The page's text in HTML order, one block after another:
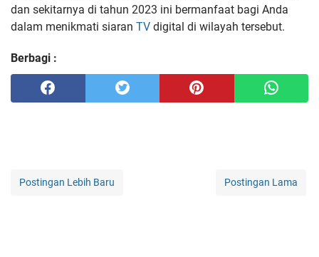
dan sekitarnya di tahun 2023 ini bermanfaat bagi Anda
dalam menikmati siaran TV digital di wilayah tersebut.
Berbagi :
Postingan Lebih Baru Postingan Lama